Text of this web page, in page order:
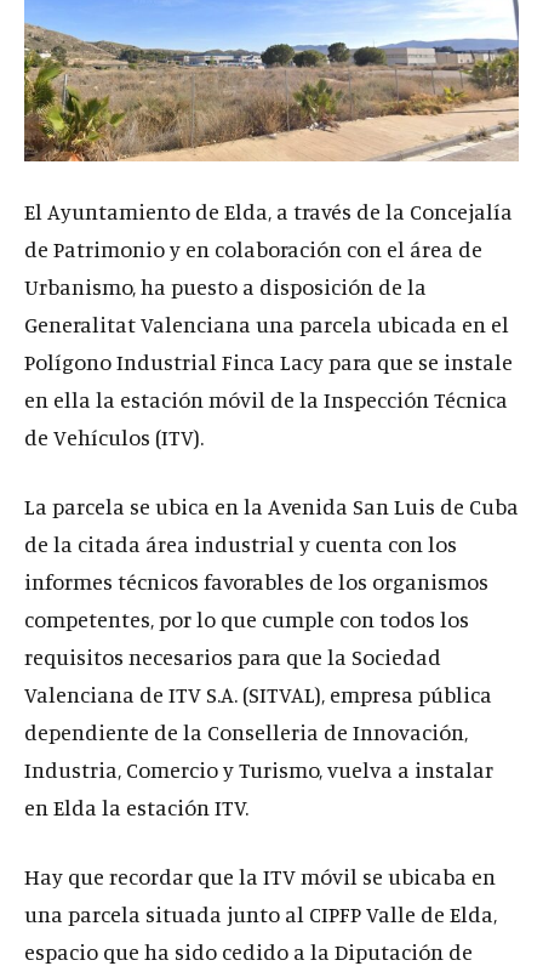
El Ayuntamiento de Elda, a través de la Concejalía
de Patrimonio y en colaboración con el área de
Urbanismo, ha puesto a disposición de la
Generalitat Valenciana una parcela ubicada en el
Polígono Industrial Finca Lacy para que se instale
en ella la estación móvil de la Inspección Técnica
de Vehículos (ITV).
La parcela se ubica en la Avenida San Luis de Cuba
de la citada área industrial y cuenta con los
informes técnicos favorables de los organismos
competentes, por lo que cumple con todos los
requisitos necesarios para que la Sociedad
Valenciana de ITV S.A. (SITVAL), empresa pública
dependiente de la Conselleria de Innovación,
Industria, Comercio y Turismo, vuelva a instalar
en Elda la estación ITV.
Hay que recordar que la ITV móvil se ubicaba en
una parcela situada junto al CIPFP Valle de Elda,
espacio que ha sido cedido a la Diputación de